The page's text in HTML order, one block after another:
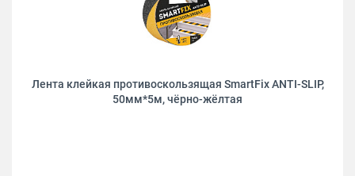
Лента клейкая противоскользящая SmartFix ANTI-SLIP,
50мм*5м, чёрно-жёлтая